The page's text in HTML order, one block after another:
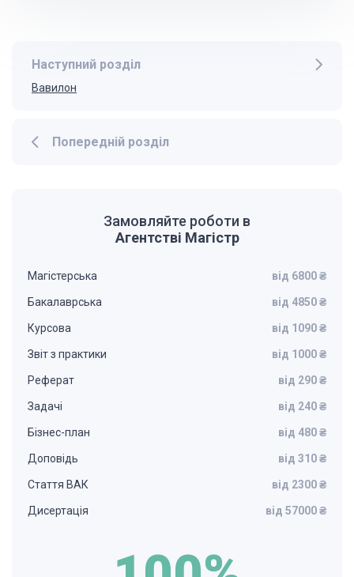
Попередній розділ
Наступний розділ
Вавилон
Замовляйте роботи в
Агентстві Магістр
Магістерська від 6800 ₴
Бакалаврська від 4850 ₴
Курсова від 1090 ₴
Звіт з практики від 1000 ₴
Реферат від 290 ₴
Задачі від 240 ₴
Бізнес-план від 480 ₴
Доповідь від 310 ₴
Стаття ВАК від 2300 ₴
Дисертація від 57000 ₴